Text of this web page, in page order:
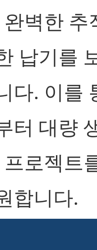
벽한 추
납기를
다. 이를
터 대량
로젝트
합니다.